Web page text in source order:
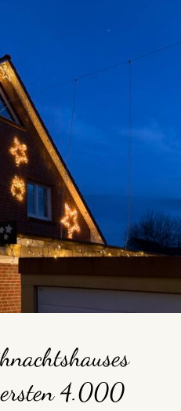
4.000